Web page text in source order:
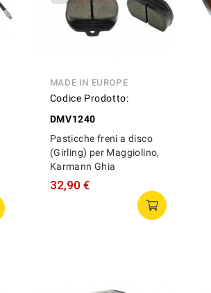
MADE IN EUROPE
Codice Prodotto:
DMV1240
Pasticche freni a disco
(Girling) per Maggiolino,
Karmann Ghia
32,90 €